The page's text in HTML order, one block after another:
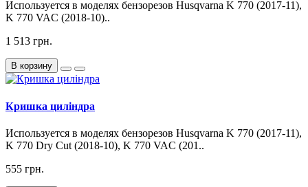
Используется в моделях бензорезов Husqvarna K 770 (2017-11),
K 770 VAC (2018-10)..
1 513 грн.
В корзину
Кришка циліндра
Используется в моделях бензорезов Husqvarna K 770 (2017-11),
K 770 Dry Cut (2018-10), K 770 VAC (201..
555 грн.